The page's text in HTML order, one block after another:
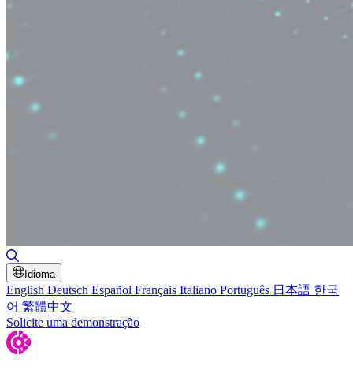
Idioma
English Deutsch Español Français Italiano Português 日本語 한국
어 繁體中文
Solicite uma demonstração